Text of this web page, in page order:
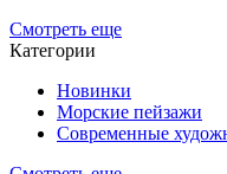
Смотреть еще
Категории
Новинки
Морские пейзажи
Современные